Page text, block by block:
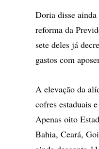
Doria disse ainda
reforma da
sete deles já
gastos com
A elevação da
cofres estaduais
Apenas oito
Bahia, Ceará,